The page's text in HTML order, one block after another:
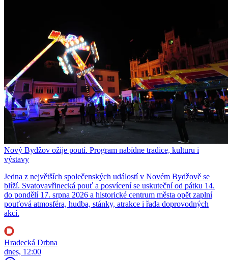
Nový Bydžov ožije poutí. Program nabídne tradice, kulturu i
výstavy
Jedna z největších společenských událostí v Novém Bydžově se
blíží. Svatovavřinecká pouť a posvícení se uskuteční od pátku 14.
do pondělí 17. srpna 2026 a historické centrum města opět zaplní
pouťová atmosféra, hudba, stánky, atrakce i řada doprovodných
akcí.
Hradecká Drbna
dnes, 12:00